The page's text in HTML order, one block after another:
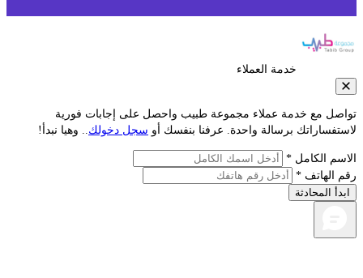
خدمة العملاء
مع خدمة عملاء مجموعة طبيب واحصل على إجابات فورية
برسالة واحدة. عرفنا بنفسك أوسجل دخولك.. وهيا نبدأ!
الكامل *
الهاتف *
المحادثة